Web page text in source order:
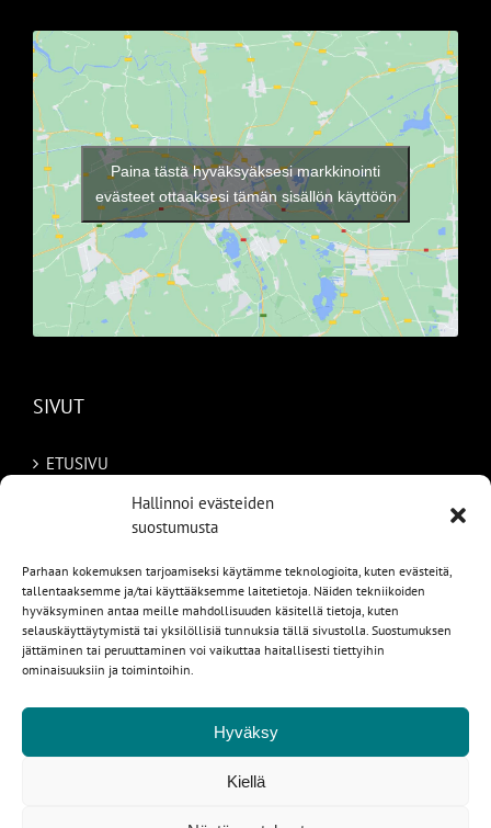
Hallinnoi evästeiden
suostumusta
Parhaan kokemuksen tarjoamiseksi käytämme teknologioita, kuten evästeitä,
tallentaaksemme ja/tai käyttääksemme laitetietoja. Näiden tekniikoiden
hyväksyminen antaa meille mahdollisuuden käsitellä tietoja, kuten
selauskäyttäytymistä tai yksilöllisiä tunnuksia tällä sivustolla. Suostumuksen
jättäminen tai peruuttaminen voi vaikuttaa haitallisesti tiettyihin
ominaisuuksiin ja toimintoihin.
Hyväksy
Kiellä
Paina tästä hyväksyäksesi markkinointi
evästeet ottaaksesi tämän sisällön käyttöön
SIVUT
ETUSIVU
TILAA AUTO RUOTSISTA
PALVELUT